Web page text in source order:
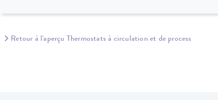
Retour à l'aperçu Thermostats à circulation et de process